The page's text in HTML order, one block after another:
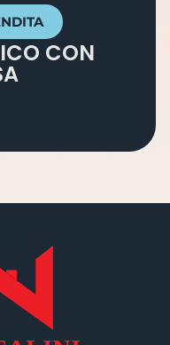
CON